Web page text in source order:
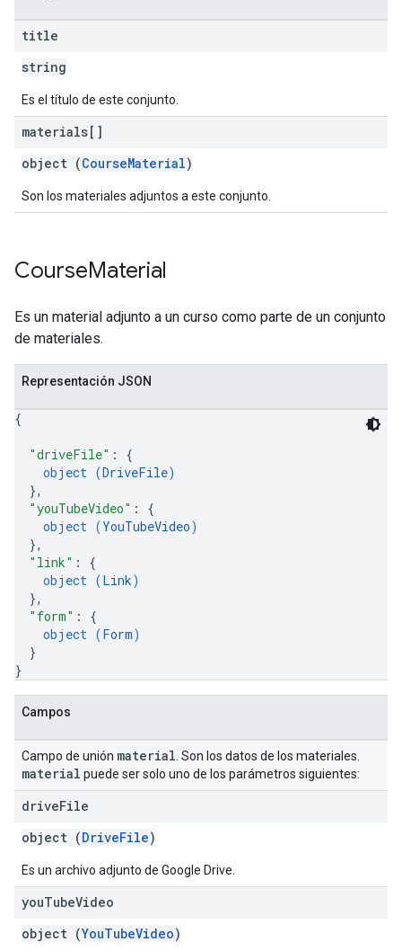
title
string
Es el título de este conjunto.
materials[]
object (CourseMaterial)
Son los materiales adjuntos a este conjunto.
CourseMaterial
Es un material adjunto a un curso como parte de un conjunto
de materiales.
Representación JSON
{
"driveFile" : {
object (DriveFile)
},
"youTubeVideo" : {
object (YouTubeVideo)
},
"link" : {
object (Link)
},
"form" : {
object (Form)
}
}
Campos
Campo de unión material . Son los datos de los materiales.
material puede ser solo uno de los parámetros siguientes:
driveFile
object (DriveFile)
Es un archivo adjunto de Google Drive.
youTubeVideo
object (YouTubeVideo)